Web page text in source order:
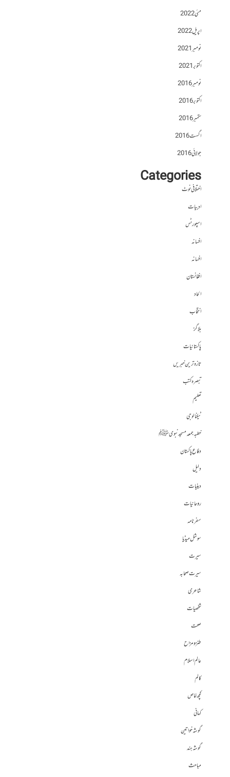
مئی 2022
اپریل 2022
نومبر 2021
اکتوبر 2021
نومبر 2016
اکتوبر 2016
ستمبر 2016
اگست 2016
جولائی 2016
Categories
اختلافی نوٹ
ادبیات
اسپورٹس
افسانہ
افسانہ
افغانستان
الحاد
انتخاب
بلاگز
پاکستانیات
تازہ ترین خبریں
تبصرہ کتب
تعلیم
ٹیکنالوجی
خطبہ جمعہ مسجد نبوی ﷺ
دفاع پاکستان
دلیل
دینیات
روحانیات
سفرنامہ
سوشل میڈیا
سیرت
سیرت صحابہ
شاعری
شخصیات
صحت
طنز و مزاح
عالم اسلام
کالم
کچھ خاص
کہانی
گوشہ خواتین
گوشہ ہند
مباحث